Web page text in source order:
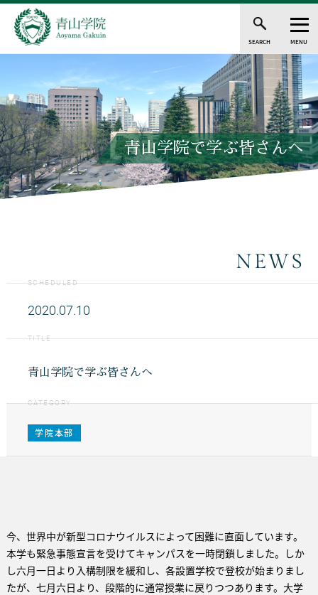
SEARCH MENU
青山学院で学ぶ皆さんへ
NEWS
SCHEDULED
2020.07.10
TITLE
青山学院で学ぶ皆さんへ
CATEGORY
学院本部
今、世界中が新型コロナウイルスによって困難に直面しています。
本学も緊急事態宣言を受けてキャンパスを一時閉鎖しました。しか
し六月一日より入構制限を緩和し、各設置学校で登校が始まりまし
たが、七月六日より、段階的に通常授業に戻りつつあります。大学